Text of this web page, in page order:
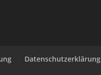
Datenschutzerklärung